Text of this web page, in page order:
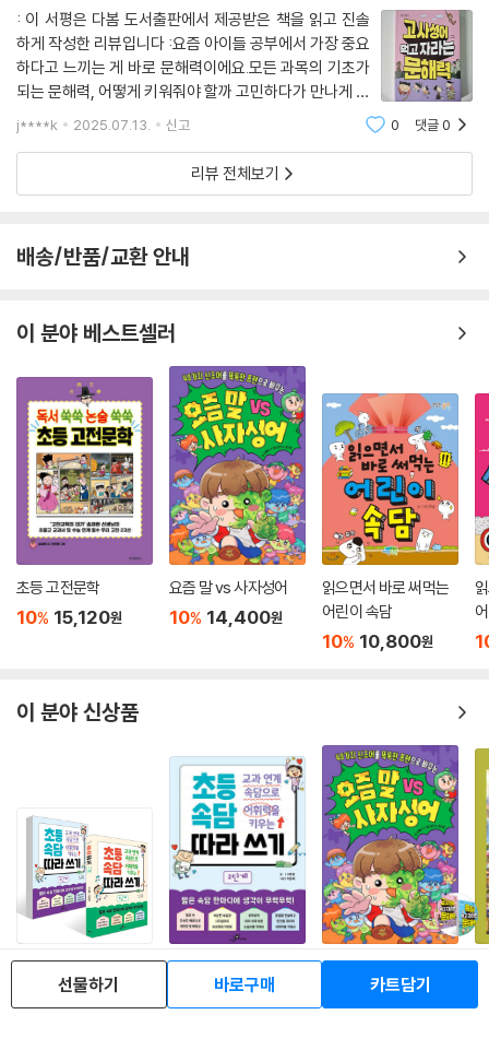
: 이 서평은 다봄 도서출판에서 제공받은 책을 읽고 진솔
하게 작성한 리뷰입니다 :요즘 아이들 공부에서 가장 중요
하다고 느끼는 게 바로 문해력이에요.모든 과목의 기초가
되는 문해력, 어떻게 키워줘야 할까 고민하다가 만나게 된
책이 바로『고사성어 먹고 지나는 문해력』이에요.유래를
통해 배우는 『속담 먹고 자라는 문해력』 책 내용을 재미있
게 읽고 마음에 들어서 다봄 도서
j****k 2025.07.13. 신고 0 댓글0
리뷰 전체보기
배송/반품/교환 안내
이 분야 베스트셀러
초등 고전문학
10% 15,120원
요즘 말 vs 사자성어
10% 14,400원
읽으면서 바로 써먹는
어린이 속담
10% 10,800원
이 분야 신상품
교과 연계 속담으로 어
휘력을 키우는 초등 속
담 따라 쓰기 1~2 단계
교과 연계 속담으로 어
휘력을 키우는 초등 속
담 따라 쓰기 2단계
요즘 말 vs 사자성어
14,400 원
선물하기 바로구매 카트담기